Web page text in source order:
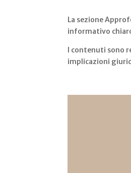
La sezione
informativo
I contenuti sono
implicazioni